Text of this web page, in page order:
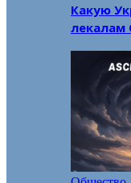
Какую
лекалам